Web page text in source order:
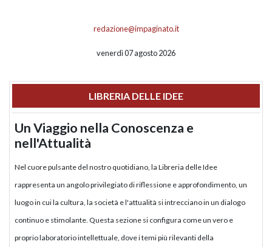
redazione@impaginato.it
venerdì 07 agosto 2026
LIBRERIA DELLE IDEE
Un Viaggio nella Conoscenza e
nell'Attualità
Nel cuore pulsante del nostro quotidiano, la Libreria delle Idee
rappresenta un angolo privilegiato di riflessione e approfondimento, un
luogo in cui la cultura, la società e l'attualità si intrecciano in un dialogo
continuo e stimolante. Questa sezione si configura come un vero e
proprio laboratorio intellettuale, dove i temi più rilevanti della